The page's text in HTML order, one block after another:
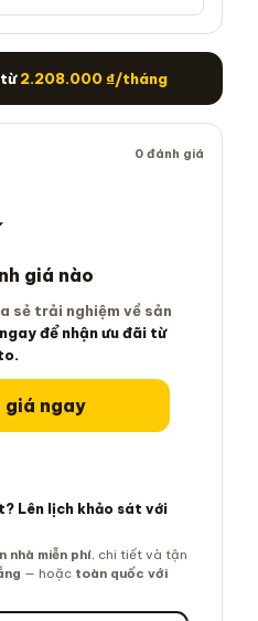
chỉ từ2.208.000 ₫/tháng
0 đánh giá
giá nào
sẻ trải nghiệm về sản
để nhận ưu đãi từ
giá ngay
Lên lịch khảo sát với
nhà miễn phí, chi tiết và tận
— hoặc toàn quốc với